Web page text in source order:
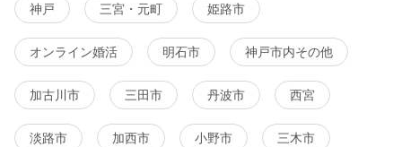
神戸 三宮・元町 姫路市
オンライン婚活 明石市 神戸市内その他
加古川市 三田市 丹波市 西宮
淡路市 加西市 小野市 三木市